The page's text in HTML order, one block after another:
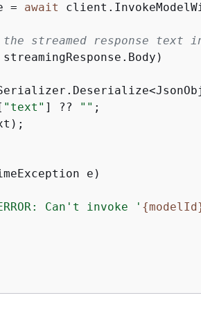
= await
streamed response text
streamingResponse.Body)
"text" ] ?? "" ;
Can't invoke ' {